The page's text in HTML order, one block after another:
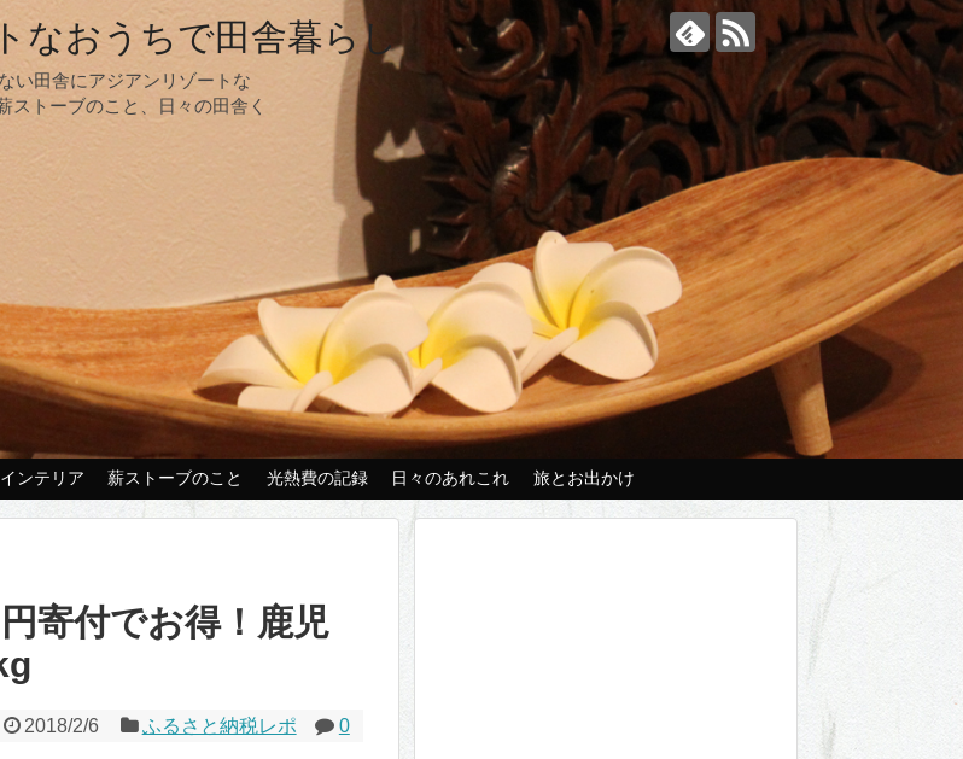
なおうちで田舎暮らし
い田舎にアジアンリゾートな
ストーブのこと、日々の田舎く
ンテリア 薪ストーブのこと 光熱費の記録 日々のあれこれ 旅とお出かけ
寄付でお得！鹿児
2018/2/6 ふるさと納税レポ 0